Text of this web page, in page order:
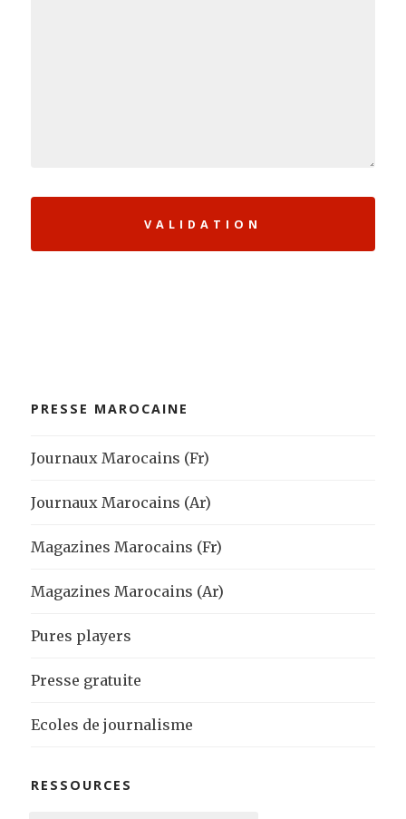
PRESSE MAROCAINE
Journaux Marocains (Fr)
Journaux Marocains (Ar)
Magazines Marocains (Fr)
Magazines Marocains (Ar)
Pures players
Presse gratuite
Ecoles de journalisme
RESSOURCES